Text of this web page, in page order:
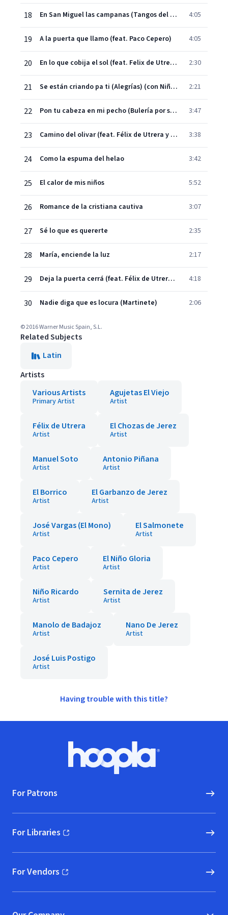
18 En San Miguel las campanas (Tangos del Piyayo) 4:05
19 A la puerta que llamo (feat. Paco Cepero) 4:05
20 En lo que cobija el sol (feat. Felix de Utrera) 2:30
21 Se están criando pa ti (Alegrías) (con Niño Ricardo) 2:21
22 Pon tu cabeza en mi pecho (Bulería por soleá) 3:47
23 Camino del olivar (feat. Félix de Utrera y José Luis Postigo) 3:38
24 Como la espuma del helao 3:42
25 El calor de mis niños 5:52
26 Romance de la cristiana cautiva 3:07
27 Sé lo que es quererte 2:35
28 María, enciende la luz 2:17
29 Deja la puerta cerrá (feat. Félix de Utrera y José Luis Postigo) 4:18
30 Nadie diga que es locura (Martinete) 2:06
© 2016 Warner Music Spain, S.L.
Related Subjects
Latin
Artists
Various Artists
Primary Artist
Agujetas El Viejo
Artist
Félix de Utrera
Artist
El Chozas de Jerez
Artist
Manuel Soto
Artist
Antonio Piñana
Artist
El Borrico
Artist
El Garbanzo de Jerez
Artist
José Vargas (El Mono)
Artist
El Salmonete
Artist
Paco Cepero
Artist
El Niño Gloria
Artist
Niño Ricardo
Artist
Sernita de Jerez
Artist
Manolo de Badajoz
Artist
Nano De Jerez
Artist
José Luis Postigo
Artist
Having trouble with this title?
Hoopla logo, Go to homepage
For Patrons
For Libraries
(opens in new window)
For Vendors
(opens in new window)